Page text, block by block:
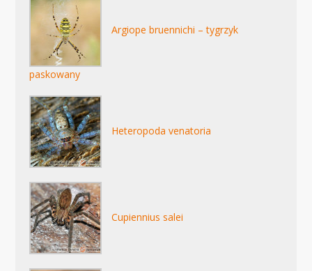
Argiope bruennichi – tygrzyk
paskowany
Heteropoda venatoria
Cupiennius salei